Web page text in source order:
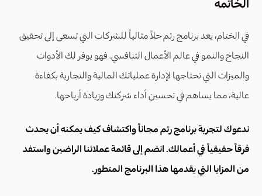
الخاتمة
في الختام، يعد برنامج رتم حلاً مثالياً للشركات التي تسعى إلى تحقيق
النجاح والنمو في عالم الأعمال التنافسي. فهو يوفر لك الأدوات
والميزات التي تحتاجها لإدارة عملياتك المالية والتجارية بكفاءة
عالية، مما يساهم في تحسين أداء شركتك وزيادة أرباحها.
ندعوك لتجربة برنامج رتم مجاناً واكتشاف كيف يمكنه أن يحدث
فرقاً حقيقياً في أعمالك. انضم إلى قائمة عملائنا الراضين واستفد
من المزايا التي يقدمها هذا البرنامج المتطور.